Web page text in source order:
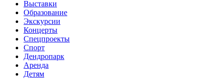
Выставки
Образование
Экскурсии
Концерты
Спецпроекты
Спорт
Дендропарк
Аренда
Детям